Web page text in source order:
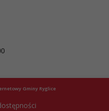
Gminy Ryglice